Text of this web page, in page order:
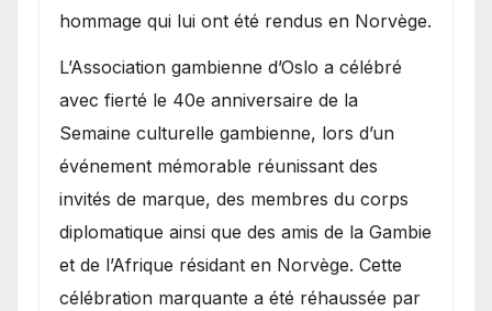
hommage qui lui ont été rendus en Norvège.
​L’Association gambienne d’Oslo a célébré
avec fierté le 40e anniversaire de la
Semaine culturelle gambienne, lors d’un
événement mémorable réunissant des
invités de marque, des membres du corps
diplomatique ainsi que des amis de la Gambie
et de l’Afrique résidant en Norvège. Cette
célébration marquante a été réhaussée par